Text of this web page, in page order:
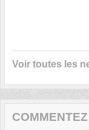
Voir toutes les